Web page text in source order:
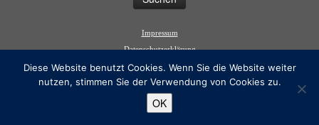
Impressum
Datenschutzerklärung
Genuss mit berlinspirit
Diese Website benutzt Cookies. Wenn Sie die Website weiter
nutzen, stimmen Sie der Verwendung von Cookies zu.
OK